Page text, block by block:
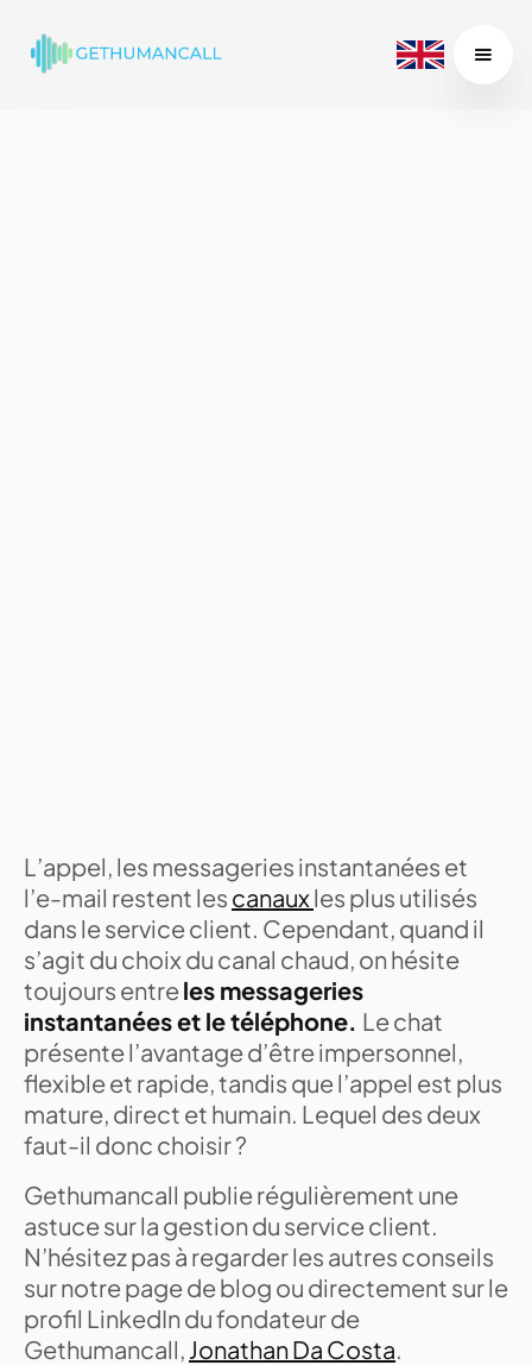
L’appel, les messageries instantanées et
l’e-mail restent les canauxles plus utilisés
dans le service client. Cependant, quand il
s’agit du choix du canal chaud, on hésite
toujours entreles messageries
instantanées et le téléphone. Le chat
présente l’avantage d’être impersonnel,
flexible et rapide, tandis que l’appel est plus
mature, direct et humain. Lequel des deux
faut-il donc choisir ?
Gethumancall publie régulièrement une
astuce sur la gestion du service client.
N’hésitez pas à regarder les autres conseils
sur notre page de blog ou directement sur le
profil LinkedIn du fondateur de
Gethumancall, Jonathan Da Costa.